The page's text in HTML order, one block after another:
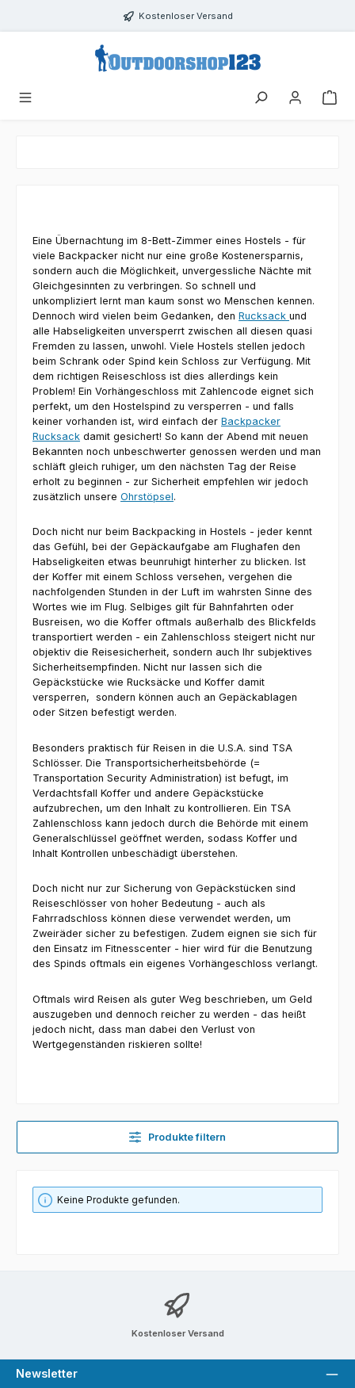
Zum Hauptinhalt springen Kostenloser Versand
Eine Übernachtung im 8-Bett-Zimmer eines Hostels - für
viele Backpacker nicht nur eine große Kostenersparnis,
sondern auch die Möglichkeit, unvergessliche Nächte mit
Gleichgesinnten zu verbringen. So schnell und
unkompliziert lernt man kaum sonst wo Menschen kennen.
Dennoch wird vielen beim Gedanken, den Rucksack und
alle Habseligkeiten unversperrt zwischen all diesen quasi
Fremden zu lassen, unwohl. Viele Hostels stellen jedoch
beim Schrank oder Spind kein Schloss zur Verfügung. Mit
dem richtigen Reiseschloss ist dies allerdings kein
Problem! Ein Vorhängeschloss mit Zahlencode eignet sich
perfekt, um den Hostelspind zu versperren - und falls
keiner vorhanden ist, wird einfach der Backpacker
Rucksack damit gesichert! So kann der Abend mit neuen
Bekannten noch unbeschwerter genossen werden und man
schläft gleich ruhiger, um den nächsten Tag der Reise
erholt zu beginnen - zur Sicherheit empfehlen wir jedoch
zusätzlich unsere Ohrstöpsel.
Doch nicht nur beim Backpacking in Hostels - jeder kennt
das Gefühl, bei der Gepäckaufgabe am Flughafen den
Habseligkeiten etwas beunruhigt hinterher zu blicken. Ist
der Koffer mit einem Schloss versehen, vergehen die
nachfolgenden Stunden in der Luft im wahrsten Sinne des
Wortes wie im Flug. Selbiges gilt für Bahnfahrten oder
Busreisen, wo die Koffer oftmals außerhalb des Blickfelds
transportiert werden - ein Zahlenschloss steigert nicht nur
objektiv die Reisesicherheit, sondern auch Ihr subjektives
Sicherheitsempfinden. Nicht nur lassen sich die
Gepäckstücke wie Rucksäcke und Koffer damit
versperren, sondern können auch an Gepäckablagen
oder Sitzen befestigt werden.
Besonders praktisch für Reisen in die U.S.A. sind TSA
Schlösser. Die Transportsicherheitsbehörde (=
Transportation Security Administration) ist befugt, im
Verdachtsfall Koffer und andere Gepäckstücke
aufzubrechen, um den Inhalt zu kontrollieren. Ein TSA
Zahlenschloss kann jedoch durch die Behörde mit einem
Generalschlüssel geöffnet werden, sodass Koffer und
Inhalt Kontrollen unbeschädigt überstehen.
Doch nicht nur zur Sicherung von Gepäckstücken sind
Reiseschlösser von hoher Bedeutung - auch als
Fahrradschloss können diese verwendet werden, um
Zweiräder sicher zu befestigen. Zudem eignen sie sich für
den Einsatz im Fitnesscenter - hier wird für die Benutzung
des Spinds oftmals ein eigenes Vorhängeschloss verlangt.
Oftmals wird Reisen als guter Weg beschrieben, um Geld
auszugeben und dennoch reicher zu werden - das heißt
jedoch nicht, dass man dabei den Verlust von
Wertgegenständen riskieren sollte!
Produkte filtern
Keine Produkte gefunden.
Kostenloser Versand
Newsletter